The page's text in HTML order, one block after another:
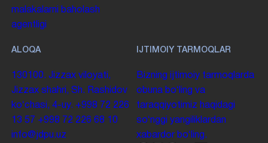
malakalarni baholash
agentligi
ALOQA
130100. Jizzax viloyati,
Jizzax shahri, Sh. Rashidov
koʻchasi, 4-uy. +998 72 226
13 57 +998 72 226 68 10
info@jdpu.uz
IJTIMOIY TARMOQLAR
Bizning ijtimoiy tarmoqlarda
obuna boʻling va
taraqqiyotimiz haqidagi
soʻnggi yangiliklardan
xabardor boʻling.